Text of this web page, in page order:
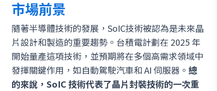
市場前景
隨著半導體技術的發展，SoIC技術被認為是未來晶
片設計和製造的重要趨勢。台積電計劃在 2025 年
開始量產這項技術，並預期將在多個高需求領域中
發揮關鍵作用，如自動駕駛汽車和 AI 伺服器。 總
的來說，SoIC 技術代表了晶片封裝技術的一次重